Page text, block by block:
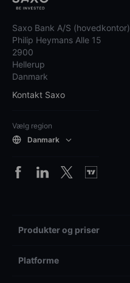
Saxo Bank A/S (hovedkontor)
Philip Heymans Alle 15
2900
Hellerup
Danmark
Kontakt Saxo
Vælg region
Danmark
Produkter og priser
Platforme